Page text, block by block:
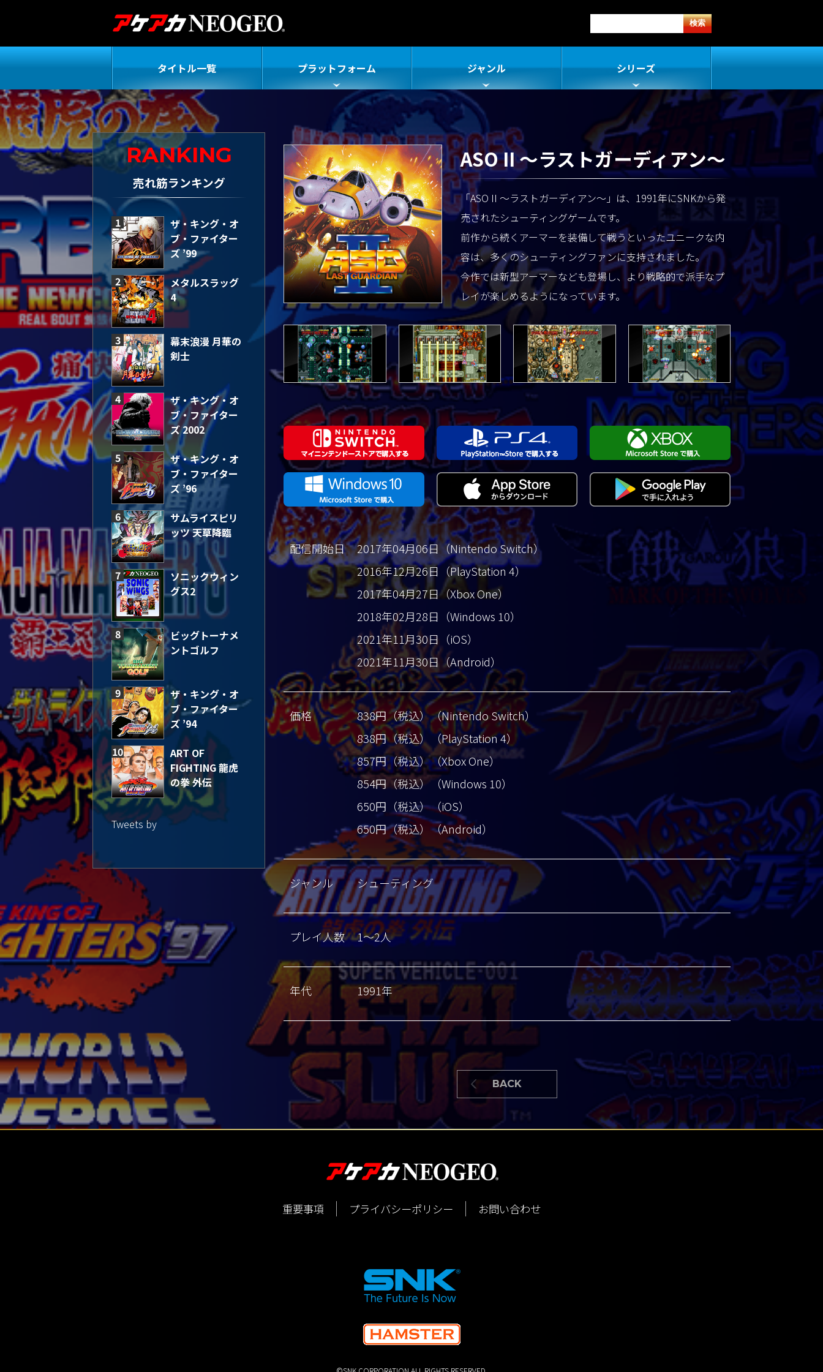
タイトル一覧 プラットフォーム ジャンル シリーズ
RANKING
売れ筋ランキング
1
ザ・キング・オ
ブ・ファイター
ズ ’99
2
メタルスラッグ
4
3
幕末浪漫 月華の
剣士
4
ザ・キング・オ
ブ・ファイター
ズ 2002
5
ザ・キング・オ
ブ・ファイター
ズ ’96
6
サムライスピリ
ッツ 天草降臨
7
ソニックウィン
グス2
8
ビッグトーナメ
ントゴルフ
9
ザ・キング・オ
ブ・ファイター
ズ ’94
10
ART OF
FIGHTING 龍虎
の拳 外伝
Tweets by
ASO II ～ラストガーディアン～
「ASO II ～ラストガーディアン～」は、1991年にSNKから発
売されたシューティングゲームです。
前作から続くアーマーを装備して戦うといったユニークな内
容は、多くのシューティングファンに支持されました。
今作では新型アーマーなども登場し、より戦略的で派手なプ
レイが楽しめるようになっています。
配信開始日
2017年04月06日（Nintendo Switch）
2016年12月26日（PlayStation 4）
2017年04月27日（Xbox One）
2018年02月28日（Windows 10）
2021年11月30日（iOS）
2021年11月30日（Android）
価格
838円（税込）（Nintendo Switch）
838円（税込）（PlayStation 4）
857円（税込）（Xbox One）
854円（税込）（Windows 10）
650円（税込）（iOS）
650円（税込）（Android）
ジャンル シューティング
プレイ人数 1～2人
年代 1991年
BACK
重要事項 プライバシーポリシー お問い合わせ